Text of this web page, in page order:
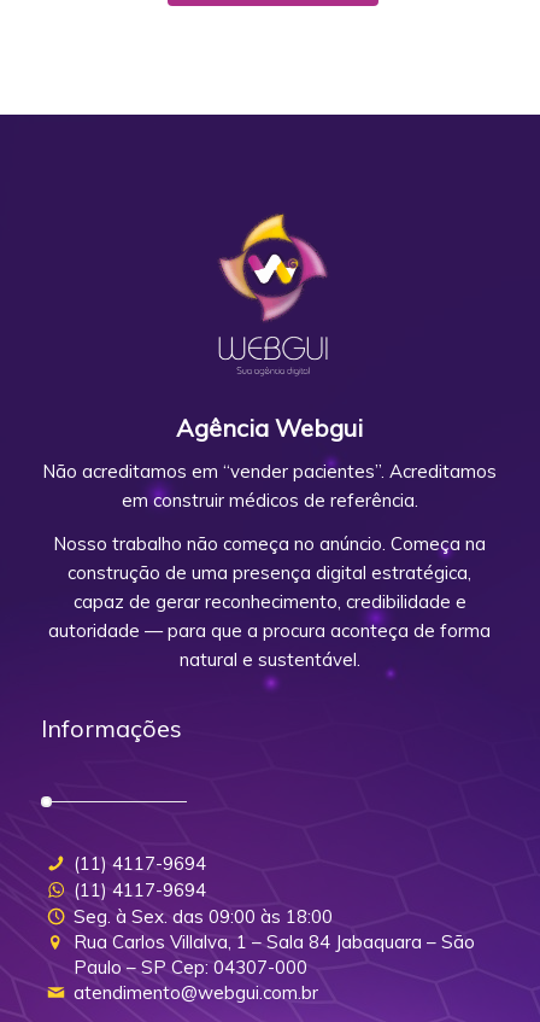
Agência Webgui
Não acreditamos em “vender pacientes”. Acreditamos
em construir médicos de referência.
Nosso trabalho não começa no anúncio. Começa na
construção de uma presença digital estratégica,
capaz de gerar reconhecimento, credibilidade e
autoridade — para que a procura aconteça de forma
natural e sustentável.
Informações
(11) 4117-9694
(11) 4117-9694
Seg. à Sex. das 09:00 às 18:00
Rua Carlos Villalva, 1 – Sala 84 Jabaquara – São
Paulo – SP Cep: 04307-000
atendimento@webgui.com.br